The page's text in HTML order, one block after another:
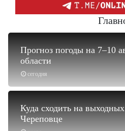
сегодня
Прогноз погоды на 7–10
области
Куда сходить на
Череповце